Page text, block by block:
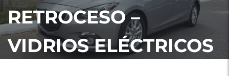
RETROCESO –
VIDRIOS ELÉCTRICOS